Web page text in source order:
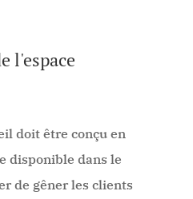
l'espace
doit être conçu en
disponible dans le
de gêner les clients